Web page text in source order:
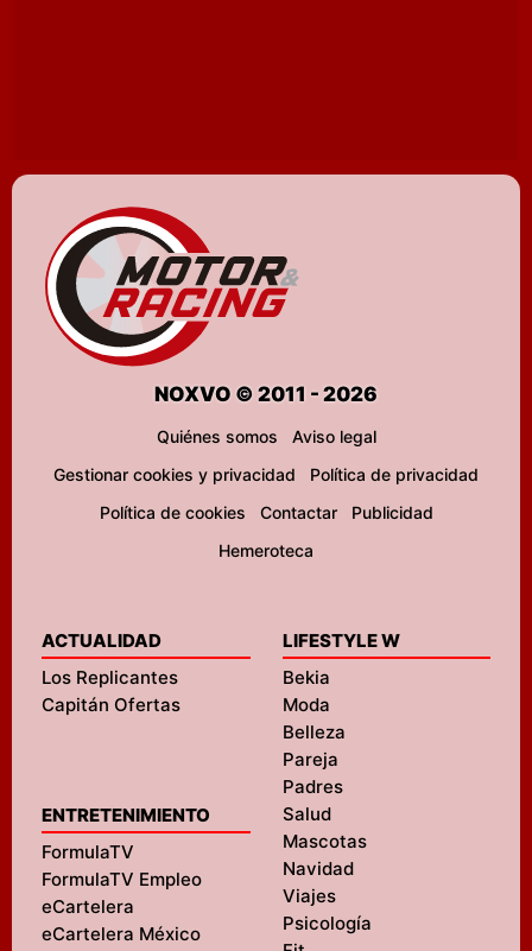
NOXVO © 2011 - 2026
Quiénes somos
Aviso legal
Gestionar cookies y privacidad
Política de privacidad
Política de cookies
Contactar
Publicidad
Hemeroteca
ACTUALIDAD
Los Replicantes
Capitán Ofertas
ENTRETENIMIENTO
FormulaTV
FormulaTV Empleo
eCartelera
eCartelera México
LIFESTYLE W
Bekia
Moda
Belleza
Pareja
Padres
Salud
Mascotas
Navidad
Viajes
Psicología